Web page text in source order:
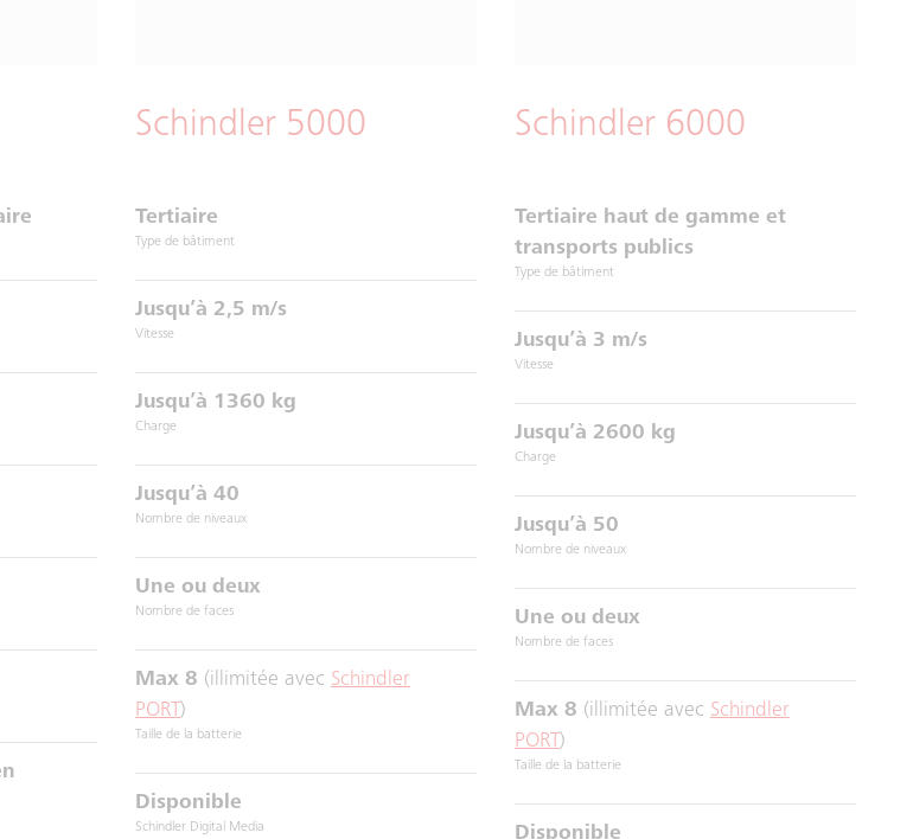
Schindler 5000
Tertiaire
Type de bâtiment
Jusqu’à 2,5 m/s
Vitesse
Jusqu’à 1360 kg
Charge
Jusqu’à 40
Nombre de niveaux
Une ou deux
Nombre de faces
Max 8 (illimitée avec Schindler
PORT )
Taille de la batterie
Disponible
Schindler Digital Media
Schindler 6000
Tertiaire haut de gamme et
transports publics
Type de bâtiment
Jusqu’à 3 m/s
Vitesse
Jusqu’à 2600 kg
Charge
Jusqu’à 50
Nombre de niveaux
Une ou deux
Nombre de faces
Max 8 (illimitée avec Schindler
PORT )
Taille de la batterie